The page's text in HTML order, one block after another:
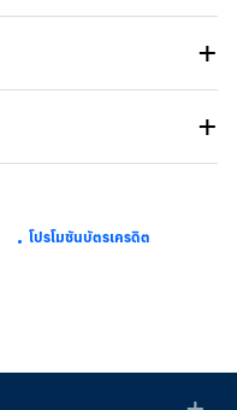
โปรโมชันบัตรเครดิต